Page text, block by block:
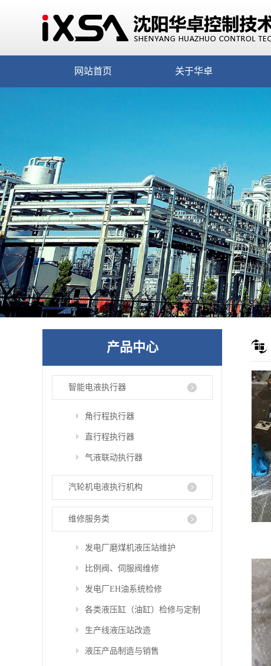
网站首页 关于华卓
产品中心
智能电液执行器
角行程执行器
直行程执行器
气液联动执行器
汽轮机电液执行机构
维修服务类
发电厂磨煤机液压站维护
比例阀、伺服阀维修
发电厂EH油系统检修
各类液压缸（油缸）检修与定制
生产线液压站改造
液压产品制造与销售